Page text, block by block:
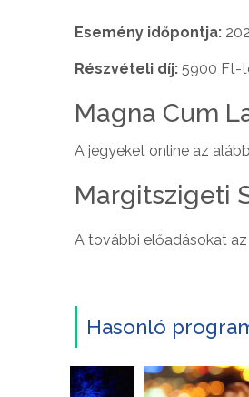
Esemény időpontja:
Részvételi díj: 5900 Ft-
Magna Cum
A jegyeket online az
Margitszigeti
A további előadásokat
Hasonló